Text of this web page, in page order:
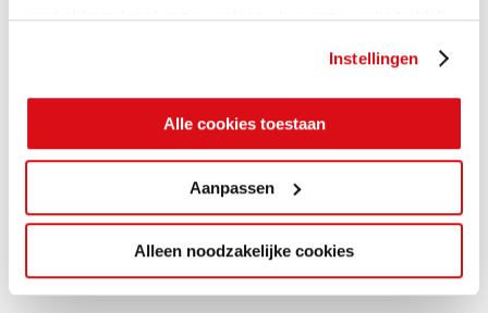
gaat akkoord met onze cookies als u onze website blijft
Instellingen
Alle cookies toestaan
Aanpassen
Alleen noodzakelijke cookies